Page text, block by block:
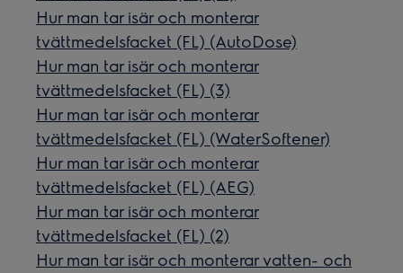
Hur man tar isär och monterar
tvättmedelsfacket (FL) (AutoDose)
Hur man tar isär och monterar
tvättmedelsfacket (FL) (3)
Hur man tar isär och monterar
tvättmedelsfacket (FL) (WaterSoftener)
Hur man tar isär och monterar
tvättmedelsfacket (FL) (AEG)
Hur man tar isär och monterar
tvättmedelsfacket (FL) (2)
Hur man tar isär och monterar vatten- och